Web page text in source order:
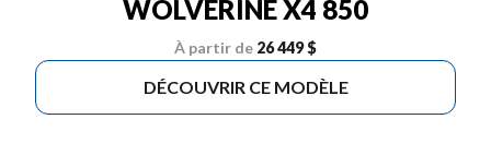
WOLVERINE X4 850
À partir de 26 449 $
DÉCOUVRIR CE MODÈLE